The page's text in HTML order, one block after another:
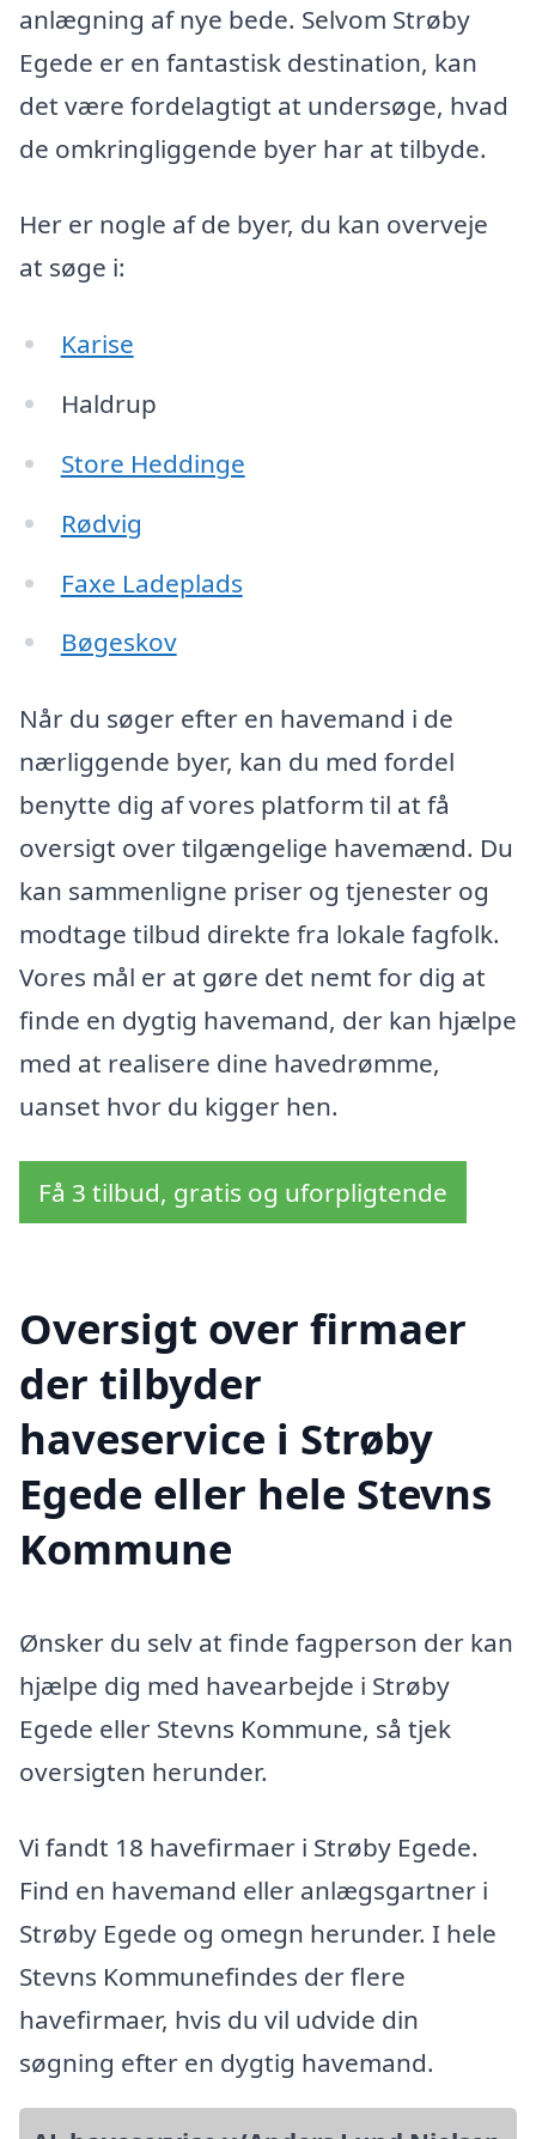
anlægning af nye bede. Selvom Strøby
Egede er en fantastisk destination, kan
det være fordelagtigt at undersøge, hvad
de omkringliggende byer har at tilbyde.
Her er nogle af de byer, du kan overveje
at søge i:
Karise
Haldrup
Store Heddinge
Rødvig
Faxe Ladeplads
Bøgeskov
Når du søger efter en havemand i de
nærliggende byer, kan du med fordel
benytte dig af vores platform til at få
oversigt over tilgængelige havemænd. Du
kan sammenligne priser og tjenester og
modtage tilbud direkte fra lokale fagfolk.
Vores mål er at gøre det nemt for dig at
finde en dygtig havemand, der kan hjælpe
med at realisere dine havedrømme,
uanset hvor du kigger hen.
Få 3 tilbud, gratis og uforpligtende
Oversigt over firmaer
der tilbyder
haveservice i Strøby
Egede eller hele Stevns
Kommune
Ønsker du selv at finde fagperson der kan
hjælpe dig med havearbejde i Strøby
Egede eller Stevns Kommune, så tjek
oversigten herunder.
Vi fandt 18 havefirmaer i Strøby Egede.
Find en havemand eller anlægsgartner i
Strøby Egede og omegn herunder. I hele
Stevns Kommunefindes der flere
havefirmaer, hvis du vil udvide din
søgning efter en dygtig havemand.